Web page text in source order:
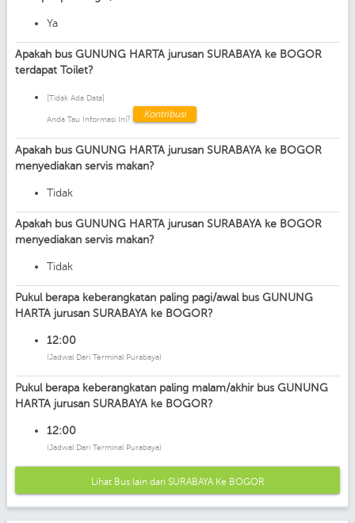
Ya
Apakah bus GUNUNG HARTA jurusan SURABAYA ke BOGOR
terdapat Toilet?
[Tidak Ada Data]
Anda Tau Informasi Ini? Kontribusi
Apakah bus GUNUNG HARTA jurusan SURABAYA ke BOGOR
menyediakan servis makan?
Tidak
Apakah bus GUNUNG HARTA jurusan SURABAYA ke BOGOR
menyediakan servis makan?
Tidak
Pukul berapa keberangkatan paling pagi/awal bus GUNUNG
HARTA jurusan SURABAYA ke BOGOR?
12:00
(Jadwal Dari Terminal Purabaya)
Pukul berapa keberangkatan paling malam/akhir bus GUNUNG
HARTA jurusan SURABAYA ke BOGOR?
12:00
(Jadwal Dari Terminal Purabaya)
Lihat Bus lain dari SURABAYA Ke BOGOR